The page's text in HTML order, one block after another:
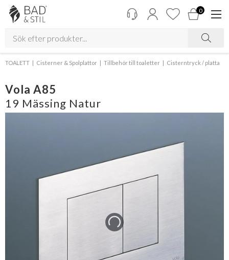
0
TOALETT Cisterner & Spolplattor Tillbehör till toaletter Cisterntryck / platta
Vola A85
19 Mässing Natur